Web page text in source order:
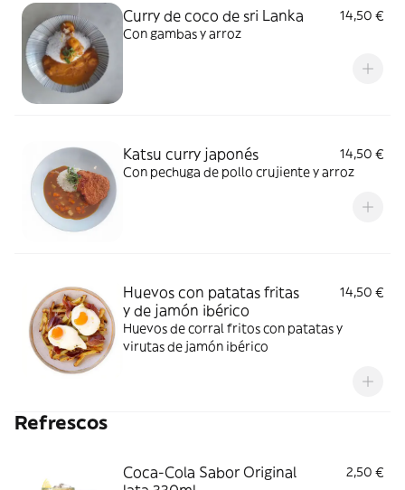
Curry de coco de sri Lanka
14,50 €
Con gambas y arroz
Katsu curry japonés
14,50 €
Con pechuga de pollo crujiente y arroz
Huevos con patatas fritas
y de jamón ibérico
14,50 €
Huevos de corral fritos con patatas y
virutas de jamón ibérico
Refrescos
Coca-Cola Sabor Original
2,50 €